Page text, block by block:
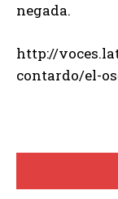
negada.
http://
contardo/el-